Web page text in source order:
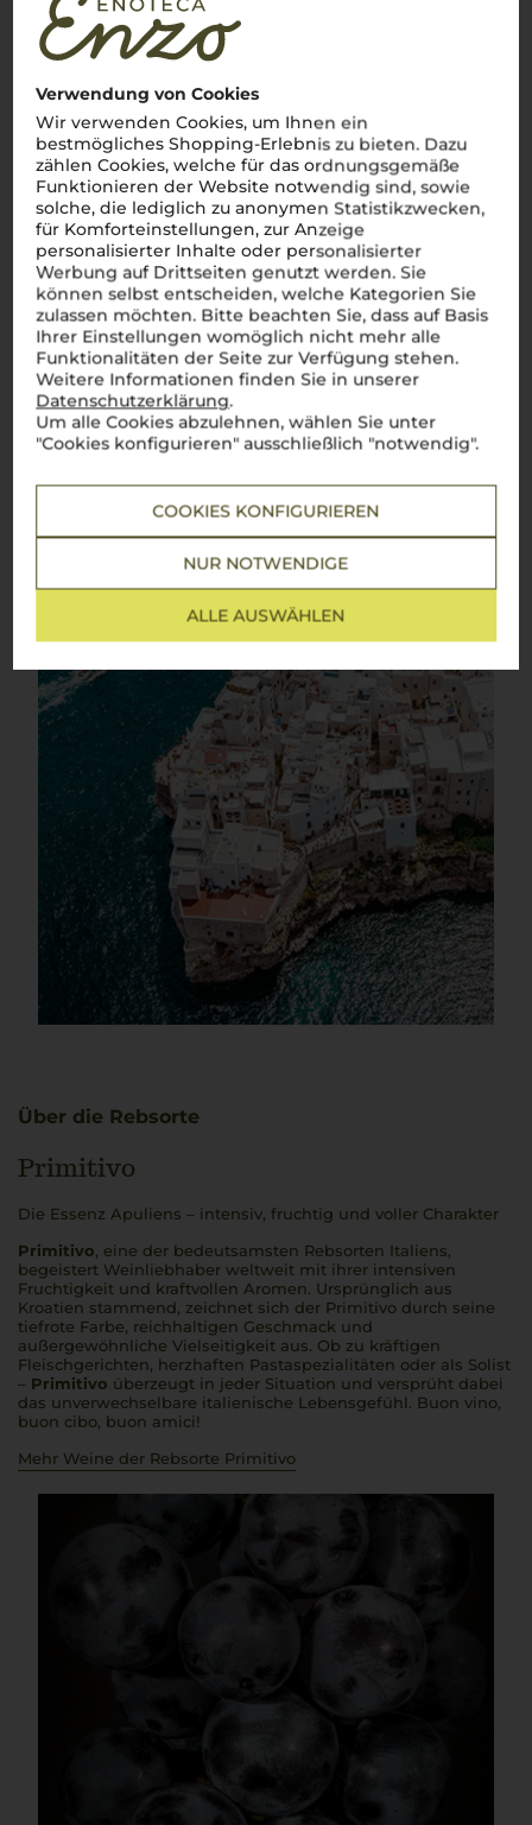
Verwendung von Cookies
Wir verwenden Cookies, um Ihnen ein
bestmögliches Shopping-Erlebnis zu bieten. Dazu
zählen Cookies, welche für das ordnungsgemäße
Funktionieren der Website notwendig sind, sowie
solche, die lediglich zu anonymen Statistikzwecken,
für Komforteinstellungen, zur Anzeige
personalisierter Inhalte oder personalisierter
Werbung auf Drittseiten genutzt werden. Sie
können selbst entscheiden, welche Kategorien Sie
zulassen möchten. Bitte beachten Sie, dass auf Basis
Ihrer Einstellungen womöglich nicht mehr alle
Funktionalitäten der Seite zur Verfügung stehen.
Weitere Informationen finden Sie in unserer
Datenschutzerklärung.
Um alle Cookies abzulehnen, wählen Sie unter
"Cookies konfigurieren" ausschließlich "notwendig".
COOKIES KONFIGURIEREN
NUR NOTWENDIGE
ALLE AUSWÄHLEN
Apulien
Fruchtige, kraftvolle Weine mit unverkennbarer
Ah, la Puglia! Diese sonnenverwöhnte Region im tiefen
Süden Italiens, wo die Leidenschaft für den Weinbau so tief
verwurzelt ist wie die alten Olivenbäume. Hier, wo die Sonne
golden scheint und derMezzogiornoseinen vollen Ausdruck
findet, entstehen Weine, die genauso charaktervoll sind wie
das Land selbst. Von Salento bis Castel del Monte –Pugliaist
das Herzstück für autochthone Rebsorten wie
Negroamaro. Ein Primitivo di Manduria? Einfachbellisimo
seiner kräftigen Struktur und den intensiven Aromen erzählt
er Geschichten von warmen Sommernächten und dem Duft
der Macchia. Diese Weine, die Fruchtigkeit, Würze und eine
unverkennbare Mineralität in sich vereinen, sind wie ein
Schluck Süditalien.Perfettofür alle, die den unverfälschten
Geschmack derPugliaentdecken möchten – ein Genuss, der
die Seele berührt.
Mehr Weine aus Apulien
Über die Rebsorte
Primitivo
Die Essenz Apuliens – intensiv, fruchtig und voller Charakter
Primitivo, eine der bedeutsamsten Rebsorten Italiens,
begeistert Weinliebhaber weltweit mit ihrer intensiven
Fruchtigkeit und kraftvollen Aromen. Ursprünglich aus
Kroatien stammend, zeichnet sich der Primitivo durch seine
tiefrote Farbe, reichhaltigen Geschmack und
außergewöhnliche Vielseitigkeit aus. Ob zu kräftigen
Fleischgerichten, herzhaften Pastaspezialitäten oder als Solist
– Primitivo überzeugt in jeder Situation und versprüht dabei
das unverwechselbare italienische Lebensgefühl. Buon vino,
buon cibo, buon amici!
Mehr Weine der Rebsorte Primitivo